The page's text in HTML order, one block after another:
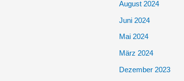
August 2024
Juni 2024
Mai 2024
März 2024
Dezember 2023